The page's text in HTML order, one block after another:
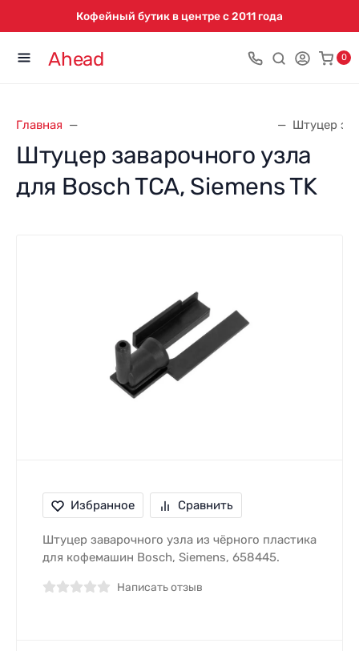
Кофейный бутик в центре с 2011 года
Ahead 0
Главная Штуцер
Штуцер заварочного узла
для Bosch TCA, Siemens TK
Избранное Сравнить
Штуцер заварочного узла из чёрного пластика
для кофемашин Bosch, Siemens, 658445.
Написать отзыв